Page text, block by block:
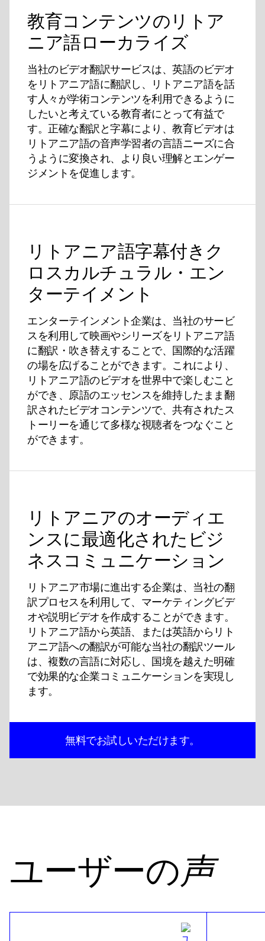
教育コンテンツのリトア
ニア語ローカライズ
当社のビデオ翻訳サービスは、英語のビデオ
をリトアニア語に翻訳し、リトアニア語を話
す人々が学術コンテンツを利用できるように
したいと考えている教育者にとって有益で
す。正確な翻訳と字幕により、教育ビデオは
リトアニア語の音声学習者の言語ニーズに合
うように変換され、より良い理解とエンゲー
ジメントを促進します。
リトアニア語字幕付きク
ロスカルチュラル・エン
ターテイメント
エンターテインメント企業は、当社のサービ
スを利用して映画やシリーズをリトアニア語
に翻訳・吹き替えすることで、国際的な活躍
の場を広げることができます。これにより、
リトアニア語のビデオを世界中で楽しむこと
ができ、原語のエッセンスを維持したまま翻
訳されたビデオコンテンツで、共有されたス
トーリーを通じて多様な視聴者をつなぐこと
ができます。
リトアニアのオーディエ
ンスに最適化されたビジ
ネスコミュニケーション
リトアニア市場に進出する企業は、当社の翻
訳プロセスを利用して、マーケティングビデ
オや説明ビデオを作成することができます。
リトアニア語から英語、または英語からリト
アニア語への翻訳が可能な当社の翻訳ツール
は、複数の言語に対応し、国境を越えた明確
で効果的な企業コミュニケーションを実現し
ます。
無料でお試しいただけます。
ユーザーの声